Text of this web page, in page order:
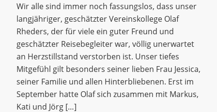
Wir alle sind immer noch fassungslos, dass unser
langjähriger, geschätzter Vereinskollege Olaf
Rheders, der für viele ein guter Freund und
geschätzter Reisebegleiter war, völlig unerwartet
an Herzstillstand verstorben ist. Unser tiefes
Mitgefühl gilt besonders seiner lieben Frau Jessica,
seiner Familie und allen Hinterbliebenen. Erst im
September hatte Olaf sich zusammen mit Markus,
Kati und Jörg […]